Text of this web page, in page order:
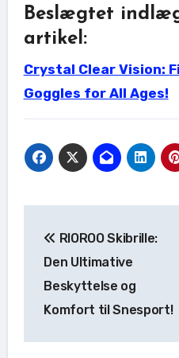
Beslægtet
artikel:
Crystal Clear Vision:
Goggles for All Ages!
RIOROO Skibrille:
Den Ultimative
Beskyttelse og
Komfort til Snesport!